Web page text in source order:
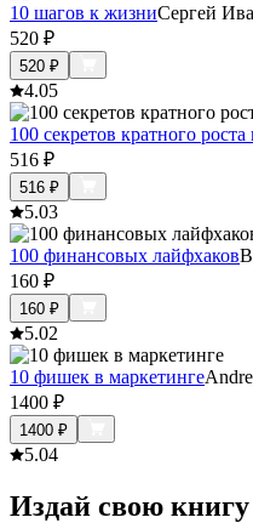
10 шагов к жизниСергей
520 ₽
520 ₽
4.05
100 секретов кратного
516 ₽
516 ₽
5.03
100 финансовых лайфхаков
160 ₽
160 ₽
5.02
10 фишек в маркетинге
1400 ₽
1400 ₽
5.04
Издай свою книгу